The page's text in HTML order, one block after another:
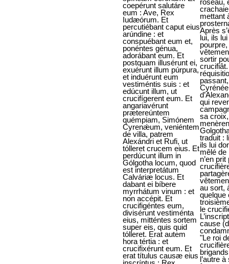
coepérunt salutáre
eum : Ave, Rex
Iudæórum. Et
percutiébant caput eius
arúndine : et
conspuébant eum et,
ponéntes génua,
adorábant eum. Et
postquam illusérunt ei,
exuérunt illum púrpura,
et induérunt eum
vestiméntis suis : et
edúcunt illum, ut
crucifígerent eum. Et
angariavérunt
prætereúntem
quémpiam, Simónem
Cyrenǽum, veniéntem
de villa, patrem
Alexándri et Rufi, ut
tólleret crucem eius. Et
perdúcunt illum in
Gólgotha locum, quod
est interpretátum
Calváriæ locus. Et
dabant ei bíbere
myrrhátum vinum : et
non accépit. Et
crucifigéntes eum,
divisérunt vestiménta
eius, mitténtes sortem
super eis, quis quid
tólleret. Erat autem
hora tértia : et
crucifixérunt eum. Et
erat títulus causæ eius